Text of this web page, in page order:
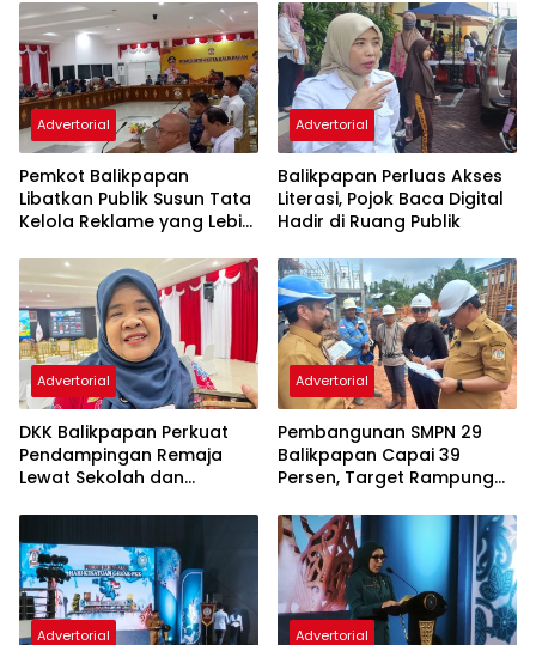
Advertorial
Pemkot Balikpapan
Libatkan Publik Susun Tata
Kelola Reklame yang Lebih
Advertorial
Balikpapan Perluas Akses
Literasi, Pojok Baca Digital
Hadir di Ruang Publik
Advertorial
DKK Balikpapan Perkuat
Pendampingan Remaja
Lewat Sekolah dan
Advertorial
Pembangunan SMPN 29
Balikpapan Capai 39
Persen, Target Rampung
Advertorial Advertorial